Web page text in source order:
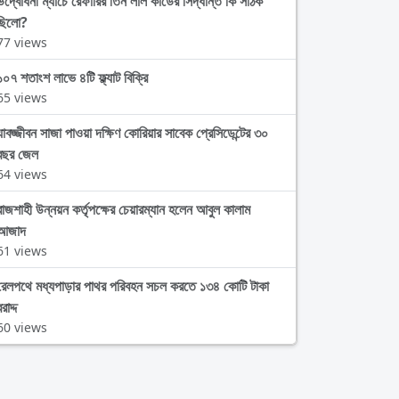
views
শতাংশ লাভে ৪টি ফ্ল্যাট বিক্রি
views
সাজা পাওয়া দক্ষিণ কোরিয়ার সাবেক প্রেসিডেন্টের ৩০
জেল
views
উন্নয়ন কর্তৃপক্ষের চেয়ারম্যান হলেন আবুল কালাম
views
মধ্যপাড়ার পাথর পরিবহন সচল করতে ১৩৪ কোটি টাকা
views